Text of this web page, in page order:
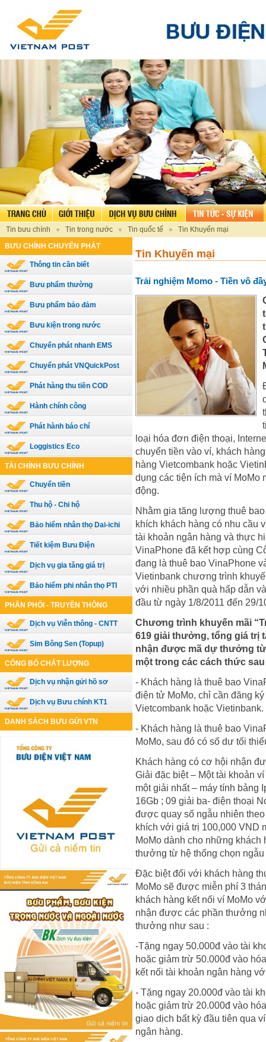
Tin bưu chính Tin trong nước Tin quốc tế
Tin Khuyến mại
BƯU CHÍNH CHUYỂN PHÁT
Thông tin cần biết
Bưu phẩm thường
Bưu phẩm bảo đảm
Bưu kiện trong nước
Chuyển phát nhanh EMS
Chuyển phát VNQuickPost
Phát hàng thu tiền COD
Hành chính công
Phát hành báo chí
Loggistics Eco
TÀI CHÍNH BƯU CHÍNH
Chuyển tiền
Thu hộ - Chi hộ
Bảo hiểm nhân thọ Dai-ichi
Tiết kiệm Bưu Điện
Dịch vụ gia tăng giá trị
Bảo hiểm phi nhân thọ PTI
PHÂN PHỐI - TRUYỀN THÔNG
Dịch vụ Viễn thông - CNTT
Sim Bông Sen (Topup)
CÔNG BỐ CHẤT LƯỢNG
Dịch vụ nhận gửi hồ sơ
Dịch vụ Bưu chính KT1
DANH SÁCH BƯU GỬI VTN
Tin Khuyến mại
Trải nghiệm Momo - Tiền vô
loại hóa đơn điện thoại,
chuyển tiền vào ví, khách
hàng Vietcombank hoặc
dụng các tiện ích mà ví MoMo
động.
Nhằm gia tăng lượng thuê
khích khách hàng có nhu cầu
tài khoản ngân hàng và thực
VinaPhone đã kết hợp cùng
đang là thuê bao VinaPhone
Vietinbank chương trình
với nhiều phần quà hấp dẫn
đầu từ ngày 1/8/2011 đến 29/
Chương trình khuyến mãi
619 giải thưởng, tổng giá trị
nhận được mã dự thưởng
một trong các cách thức
- Khách hàng là thuê bao
điện tử MoMo, chỉ cần đăng
Vietcombank hoặc
- Khách hàng là thuê bao
MoMo, sau đó có số dư tối
Khách hàng có cơ hội nhận
Giải đặc biệt – Một tài khoản
một giải nhất – máy tính bảng
16Gb ; 09 giải ba- điện thoại
được quay số ngẫu nhiên
khích với giá trị 100,000 VND
MoMo dành cho những
thưởng từ hệ thống chọn
Đặc biệt đối với khách hàng
MoMo sẽ được miễn phí 3
khách hàng kết nối ví MoMo
nhận được các phần thưởng
thưởng như sau :
-Tặng ngay 50.000đ vào tài
hoặc giảm trừ 50.000đ vào
kết nối tài khoản ngân hàng
- Tặng ngay 20.000đ vào tài
hoặc giảm trừ 20.000đ vào
giao dịch bất kỳ đầu tiên qua
ngân hàng.